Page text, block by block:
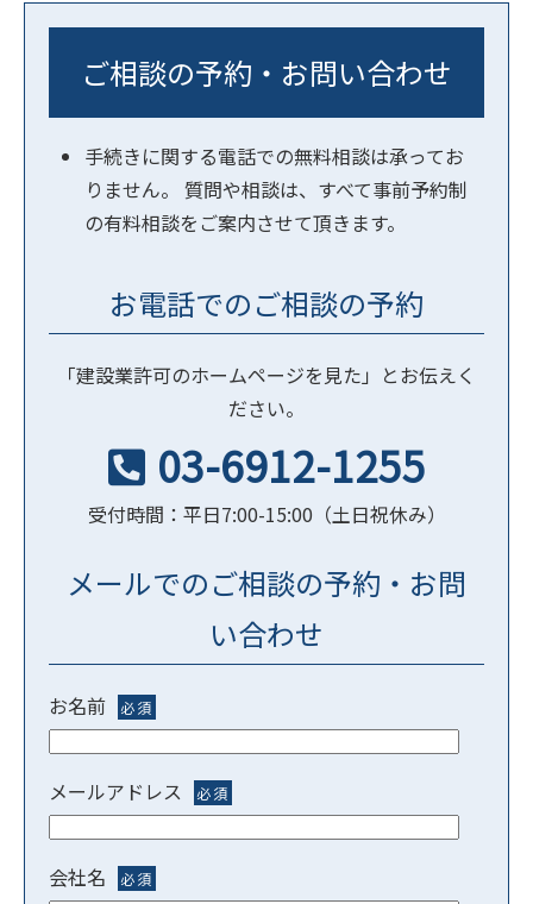
ご相談の予約・お問い合わせ
手続きに関する電話での無料相談は承ってお
りません。 質問や相談は、すべて事前予約制
の有料相談をご案内させて頂きます。
お電話でのご相談の予約
「建設業許可のホームページを見た」とお伝えく
ださい。
03-6912-1255
受付時間：平日7:00-15:00（土日祝休み）
メールでのご相談の予約・お問
い合わせ
お名前 必須
メールアドレス 必須
会社名 必須